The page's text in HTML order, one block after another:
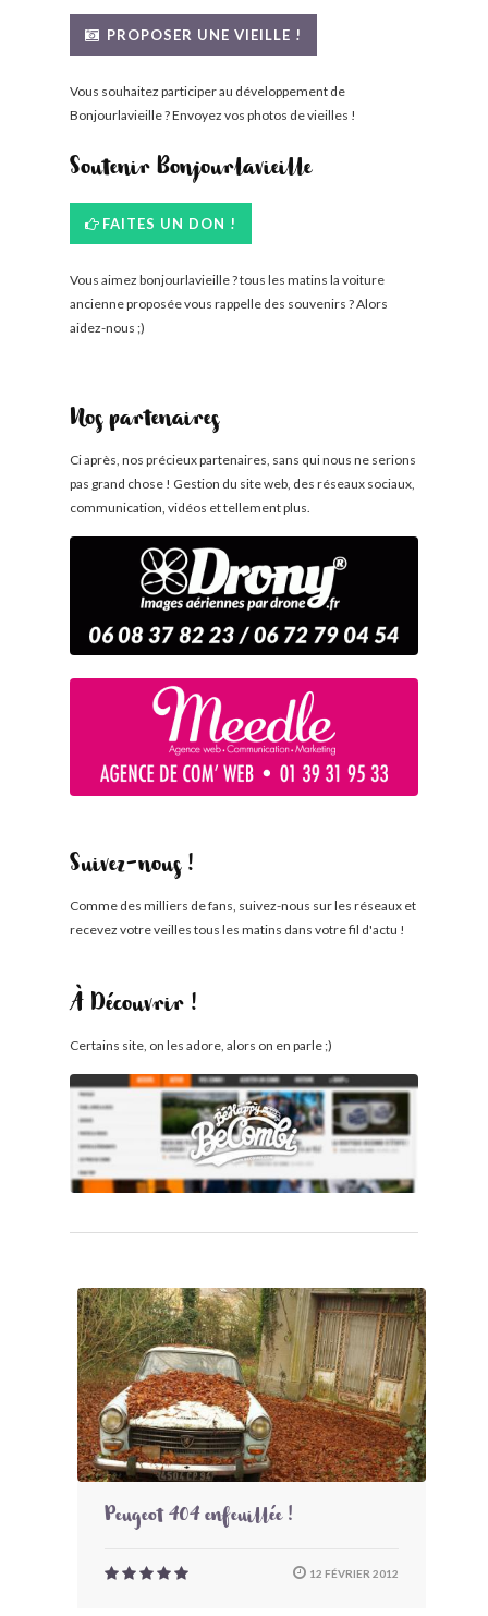
PROPOSER UNE VIEILLE !
Vous souhaitez participer au développement de
Bonjourlavieille ? Envoyez vos photos de vieilles !
Soutenir Bonjourlavieille
FAITES UN DON !
Vous aimez bonjourlavieille ? tous les matins la voiture
ancienne proposée vous rappelle des souvenirs ? Alors
aidez-nous ;)
Nos partenaires
Ci après, nos précieux partenaires, sans qui nous ne serions
pas grand chose ! Gestion du site web, des réseaux sociaux,
communication, vidéos et tellement plus.
Suivez-nous !
Comme des milliers de fans, suivez-nous sur les réseaux et
recevez votre veilles tous les matins dans votre fil d'actu !
À Découvrir !
Certains site, on les adore, alors on en parle ;)
Peugeot 404 enfeuillée !
12 FÉVRIER 2012